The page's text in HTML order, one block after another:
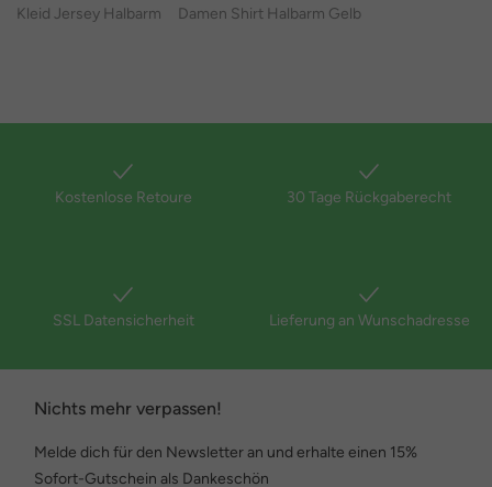
Kleid Jersey Halbarm
Damen Shirt Halbarm Gelb
Kostenlose Retoure 30 Tage Rückgaberecht
SSL Datensicherheit Lieferung an Wunschadresse
Nichts mehr verpassen!
Melde dich für den Newsletter an und erhalte einen 15%
Sofort-Gutschein als Dankeschön